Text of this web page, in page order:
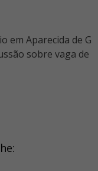
em Aparecida de G
sobre vaga de